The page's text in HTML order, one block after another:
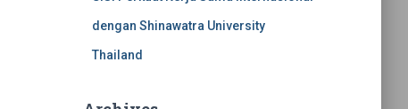
dengan Shinawatra University
Thailand